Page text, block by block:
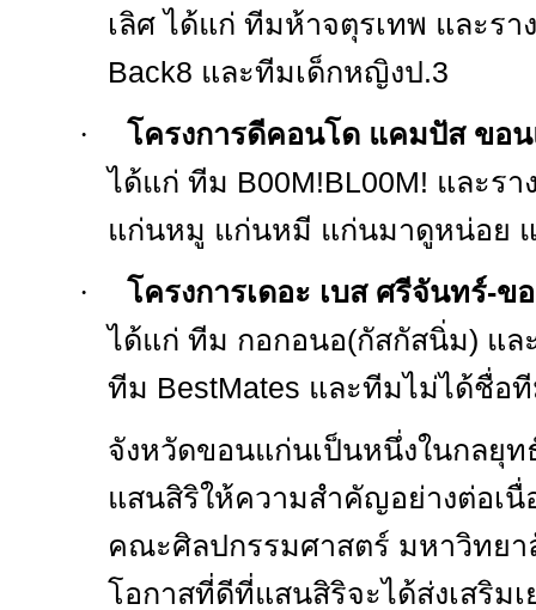
เลิศ ได้แก่ ทีมห้าจตุรเทพ และร
Back8 และทีมเด็กหญิงป.3
·
โครงการดีคอนโด แคมปัส ขอ
ได้แก่ ทีม B00M!BL00M! และรา
แก่นหมู แก่นหมี แก่นมาดูหน่อย
·
โครงการเดอะ เบส ศรีจันทร์-ข
ได้แก่ ทีม กอกอนอ(กัสกัสนิ่ม) แล
ทีม BestMates และทีมไม่ได้ชื่อ
จังหวัดขอนแก่นเป็นหนึ่งในกลยุ
แสนสิริให้ความสำคัญอย่างต่อเนื่
คณะศิลปกรรมศาสตร์ มหาวิทย
โอกาสที่ดีที่แสนสิริจะได้ส่งเสริม